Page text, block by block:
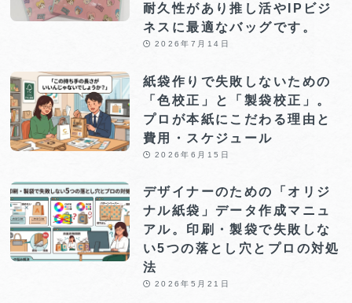
耐久性があり推し活やIPビジ
ネスに最適なバッグです。
2026年7月14日
紙袋作りで失敗しないための
「色校正」と「製袋校正」。
プロが本紙にこだわる理由と
費用・スケジュール
2026年6月15日
デザイナーのための「オリジ
ナル紙袋」データ作成マニュ
アル。印刷・製袋で失敗しな
い5つの落とし穴とプロの対処
法
2026年5月21日